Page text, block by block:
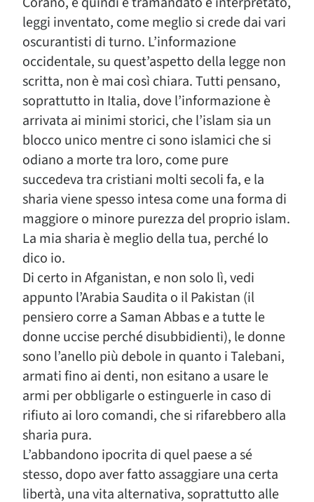
leggi inventato, come meglio si crede dai vari
oscurantisti di turno. L’informazione
occidentale, su quest’aspetto della legge non
scritta, non è mai così chiara. Tutti pensano,
soprattutto in Italia, dove l’informazione è
arrivata ai minimi storici, che l’islam sia un
blocco unico mentre ci sono islamici che si
odiano a morte tra loro, come pure
succedeva tra cristiani molti secoli fa, e la
sharia viene spesso intesa come una forma di
maggiore o minore purezza del proprio islam.
La mia sharia è meglio della tua, perché lo
dico io.
Di certo in Afganistan, e non solo lì, vedi
appunto l’Arabia Saudita o il Pakistan (il
pensiero corre a Saman Abbas e a tutte le
donne uccise perché disubbidienti), le donne
sono l’anello più debole in quanto i Talebani,
armati fino ai denti, non esitano a usare le
armi per obbligarle o estinguerle in caso di
rifiuto ai loro comandi, che si rifarebbero alla
sharia pura.
L’abbandono ipocrita di quel paese a sé
stesso, dopo aver fatto assaggiare una certa
libertà, una vita alternativa, soprattutto alle